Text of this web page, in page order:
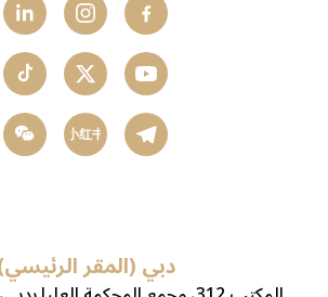
小红书
دبي (المقر